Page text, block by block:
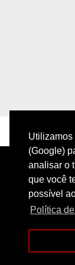
Utilizamos
(Google)
analisar o
que você
possível
Política